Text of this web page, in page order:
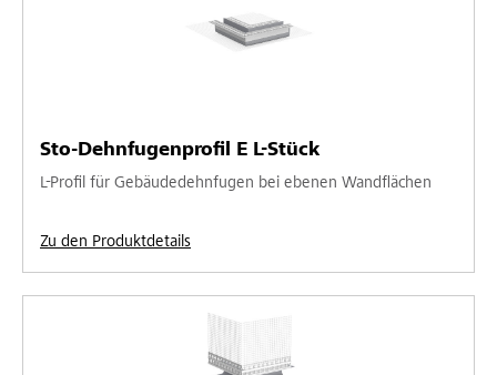
Sto-Dehnfugenprofil E L-Stück
L-Profil für Gebäudedehnfugen bei ebenen Wandflächen
Zu den Produktdetails